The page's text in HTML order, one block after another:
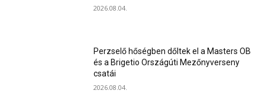
2026.08.04.
Perzselő hőségben dőltek el a Masters OB
és a Brigetio Országúti Mezőnyverseny
csatái
2026.08.04.